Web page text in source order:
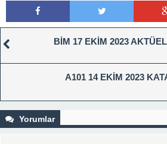
BİM 17 EKİM 2023
A101 14 EKİM 2023
Yorumlar